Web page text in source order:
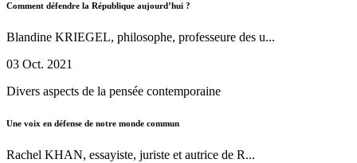
Comment défendre la République aujourd’hui ?
Blandine KRIEGEL, philosophe, professeure des u...
03 Oct. 2021
Divers aspects de la pensée contemporaine
Une voix en défense de notre monde commun
Rachel KHAN, essayiste, juriste et autrice de R...